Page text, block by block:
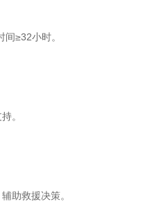
≥32小时。
。
助救援决策。